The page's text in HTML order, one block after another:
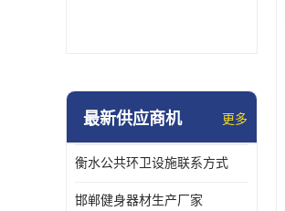
最新供应商机 更多
衡水公共环卫设施联系方式
邯郸健身器材生产厂家